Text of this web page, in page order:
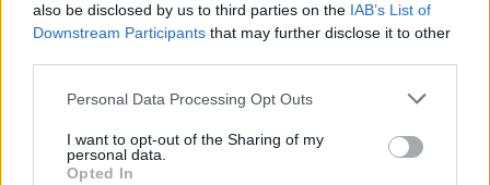
also be disclosed by us to third parties on the IAB’s List of
Downstream Participants that may further disclose it to other
Personal Data Processing Opt Outs
I want to opt-out of the Sharing of my
personal data.
Opted In
som på den måde støtter kulturoplevelser,
- Vi modtager 8000 kroner, som vi kan bruge på
aktiviteter som for eksempel vores workshops. Vi
byder deltagerne på mad, kaffe og kage i løbet af
årige uddannelse, der er vejen til at arbejde
professionelt som hospitalsklovn på landets
hospitaler.
I den forbindelse inviterer Danske Hospitalsklovne
til et gratis arrangement i Studenterhuset Aalborg
Del artikel
Kategorier